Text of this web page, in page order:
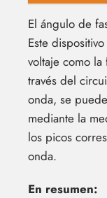
El ángulo de
Este
voltaje como
través del
onda, se
mediante la
los picos
onda.
En resumen: